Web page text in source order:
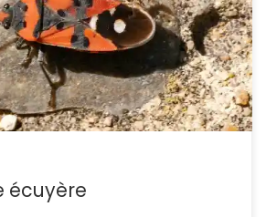
ses ailes. Lygaeus equestris POSITION
Hémiptère Hétéroptère Famille des
espèces de Lygaeidae ETYMOLOGIE :
= chevalier (référence […]
écuyère